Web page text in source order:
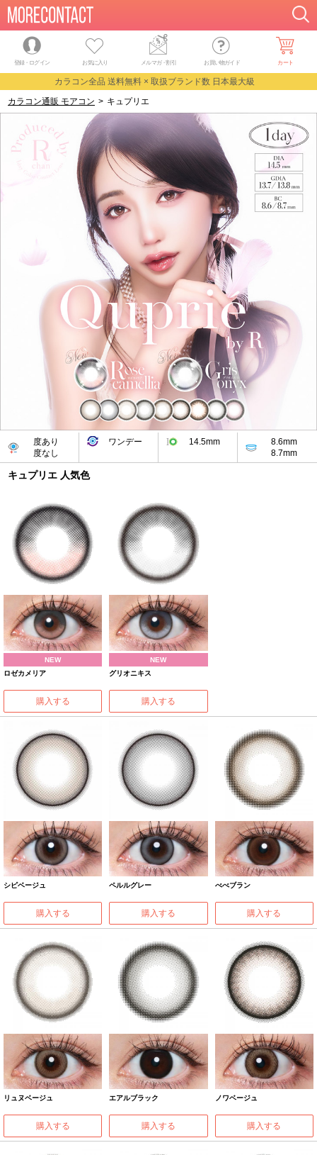
登録・ログイン お気に入り メルマガ・割引 お買い物ガイド カート
カラコン全品 送料無料 × 取扱ブランド数 日本最大級
カラコン通販 モアコン > キュプリエ
度あり
度なし
ワンデー 14.5mm
8.6mm
8.7mm
キュプリエ 人気色
NEW
ロゼカメリア
購入する
NEW
グリオニキス
購入する
シピベージュ
購入する
ペルルグレー
購入する
べべブラン
購入する
リュヌベージュ
購入する
エアルブラック
購入する
ノワベージュ
購入する